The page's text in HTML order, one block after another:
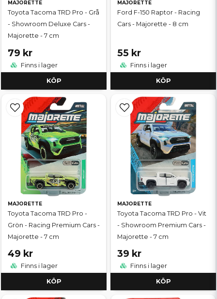
MAJORETTE
Toyota Tacoma TRD Pro - Grå
- Showroom Deluxe Cars -
Majorette - 7 cm
79 kr
Finns i lager
KÖP
MAJORETTE
Ford F-150 Raptor - Racing
Cars - Majorette - 8 cm
55 kr
Finns i lager
KÖP
MAJORETTE
Toyota Tacoma TRD Pro -
Grön - Racing Premium Cars -
Majorette - 7 cm
49 kr
Finns i lager
KÖP
MAJORETTE
Toyota Tacoma TRD Pro - Vit
- Showroom Premium Cars -
Majorette - 7 cm
39 kr
Finns i lager
KÖP